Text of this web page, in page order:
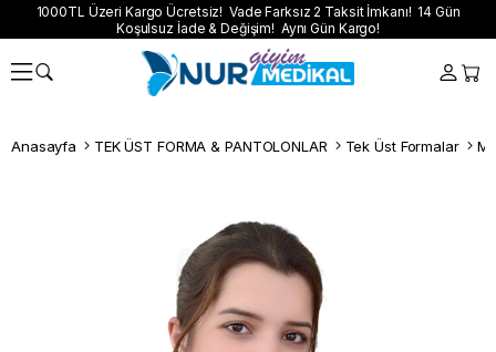
1000TL Üzeri Kargo Ücretsiz! Vade Farksız 2 Taksit İmkanı! 14 Gün
Koşulsuz İade & Değişim! Aynı Gün Kargo!
Anasayfa TEK ÜST FORMA & PANTOLONLAR Tek Üst Formalar